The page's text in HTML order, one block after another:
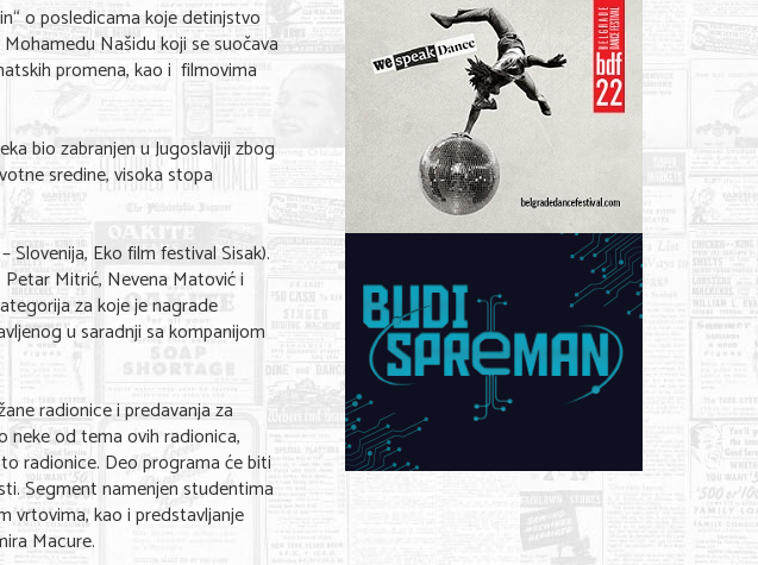
o posledicama koje detinjstvo
Našidu koji se suočava
promena, kao i filmovima
bio zabranjen u Jugoslaviji zbog
sredine, visoka stopa
Eko film festival Sisak).
Mitrić, Nevena Matović i
za koje je nagrade
u saradnji sa kompanijom
radionice i predavanja za
neke od tema ovih radionica,
radionice. Deo programa će biti
Segment namenjen studentima
vrtovima, kao i predstavljanje
Macure.